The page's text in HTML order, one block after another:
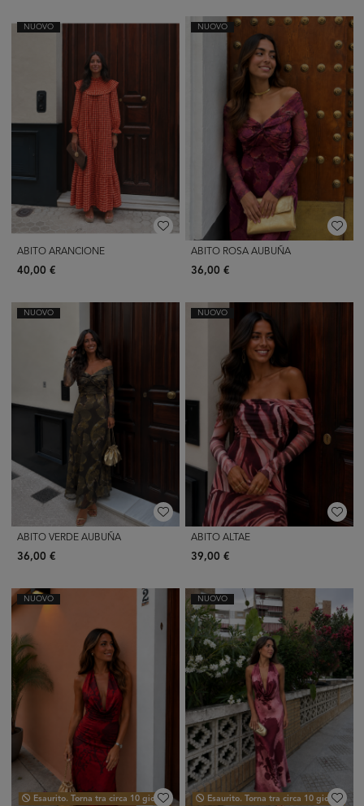
NUOVO
ABITO ARANCIONE
40,00 €
NUOVO
ABITO ROSA AUBUÑA
36,00 €
NUOVO
ABITO VERDE AUBUÑA
36,00 €
NUOVO
ABITO ALTAE
39,00 €
NUOVO
Esaurito. Torna tra circa 10 giorni.
NUOVO
Esaurito. Torna tra circa 10 giorni.